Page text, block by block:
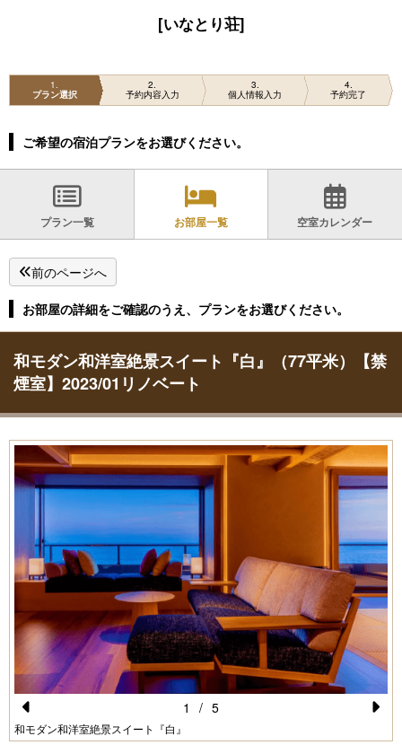
[いなとり荘]
1
プラン選択
2
予約内容入力
3
個人情報入力
4
予約完了
ご希望の宿泊プランをお選びください。
プラン一覧 お部屋一覧 空室カレンダー
前のページへ
お部屋の詳細をご確認のうえ、プランをお選びください。
和モダン和洋室絶景スイート『白』（77平米）【禁
煙室】2023/01リノベート
Pr
和モダン和洋室絶景スイート『白』
1 / 5